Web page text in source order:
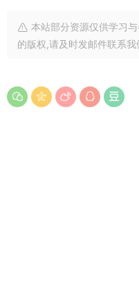
本站部分资源仅供学习
的版权,请及时发邮件联系